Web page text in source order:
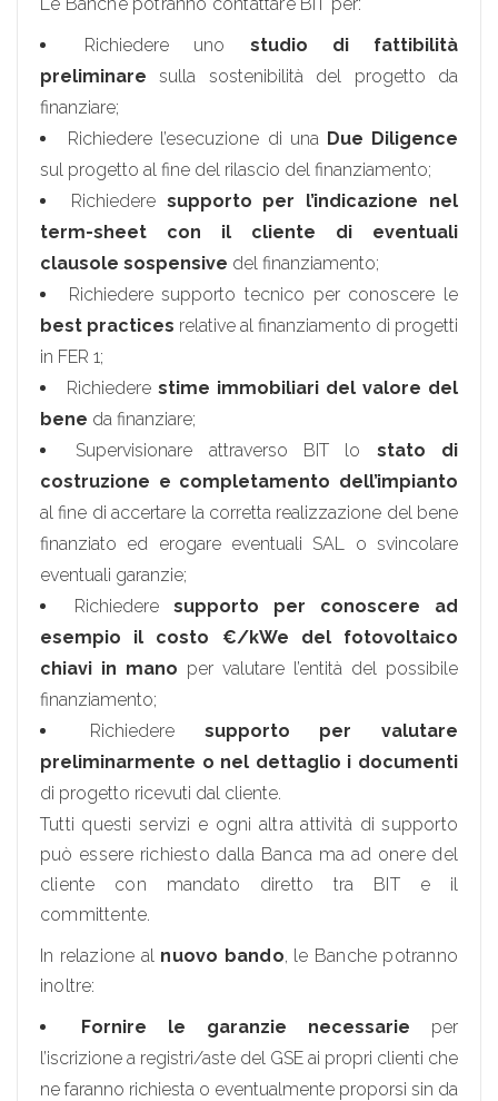
Richiedere uno studio di fattibilità
preliminare sulla sostenibilità del progetto da
finanziare;
Richiedere l’esecuzione di una Due Diligence
sul progetto al fine del rilascio del finanziamento;
Richiedere supporto per l’indicazione nel
term-sheet con il cliente di eventuali
clausole sospensive del finanziamento;
Richiedere supporto tecnico per conoscere le
best practices relative al finanziamento di progetti
in FER 1;
Richiedere stime immobiliari del valore del
bene da finanziare;
Supervisionare attraverso BIT lo stato di
costruzione e completamento dell’impianto
al fine di accertare la corretta realizzazione del bene
finanziato ed erogare eventuali SAL o svincolare
eventuali garanzie;
Richiedere supporto per conoscere ad
esempio il costo €/kWe del fotovoltaico
chiavi in mano per valutare l’entità del possibile
finanziamento;
Richiedere supporto per valutare
preliminarmente o nel dettaglio i documenti
di progetto ricevuti dal cliente.
Tutti questi servizi e ogni altra attività di supporto
può essere richiesto dalla Banca ma ad onere del
cliente con mandato diretto tra BIT e il
committente.
In relazione al nuovo bando, le Banche potranno
inoltre:
Fornire le garanzie necessarie per
l’iscrizione a registri/aste del GSE ai propri clienti che
ne faranno richiesta o eventualmente proporsi sin da